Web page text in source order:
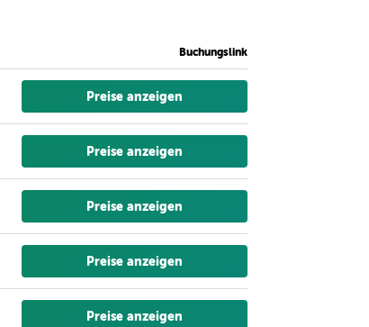
Buchungslink
Preise anzeigen
Preise anzeigen
Preise anzeigen
Preise anzeigen
Preise anzeigen